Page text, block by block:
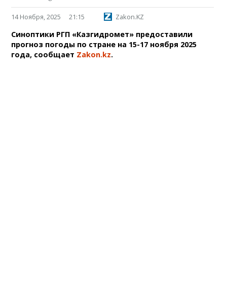
14 Ноября, 2025 21:15 Zakon.KZ
Синоптики РГП «Казгидромет» предоставили
прогноз погоды по стране на 15-17 ноября 2025
года, сообщает Zakon.kz.